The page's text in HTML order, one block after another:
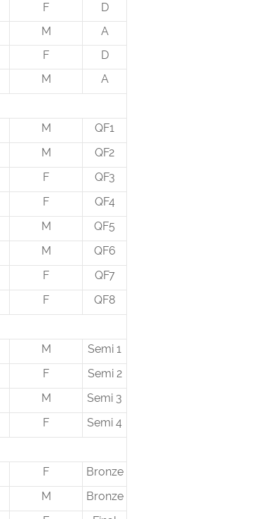
F
D
M
A
F
D
M
A
M
QF1
M
QF2
F
QF3
F
QF4
M
QF5
M
QF6
F
QF7
F
QF8
M
Semi 1
F
Semi 2
M
Semi 3
F
Semi 4
F
Bronze
M
Bronze